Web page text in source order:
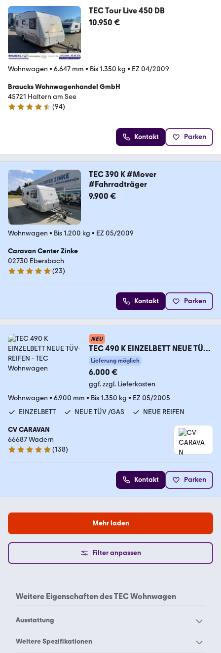
TEC Tour Live 450 DB
10.950 €
Wohnwagen • 6.647 mm • Bis 1.350 kg • EZ 04/2009
Braucks Wohnwagenhandel GmbH
45721 Haltern am See
4.7 Sterne
(94)
Kontakt Parken
TEC 390 K #Mover
#Fahrradträger
9.900 €
Wohnwagen • Bis 1.200 kg • EZ 05/2009
Caravan Center Zinke
02730 Ebersbach
5 Sterne
(23)
Kontakt Parken
NEU
TEC 490 K EINZELBETT NEUE TÜV-
REIFEN
Lieferung möglich
6.000 €
ggf. zzgl. Lieferkosten
Wohnwagen • 6.900 mm • Bis 1.350 kg • EZ 05/2005
EINZELBETT
NEUE TÜV /GAS NEUE REIFEN
CV CARAVAN
66687 Wadern
4.8 Sterne
(138)
Kontakt Parken
Mehr laden
Filter anpassen
Weitere Eigenschaften desTEC Wohnwagen
Ausstattung
TEC Etagenbett
Weitere Spezifikationen